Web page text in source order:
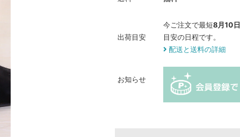
出荷目安
今ご注文で最短8月10日
目安の日程です。
配送と送料の詳細
お知らせ